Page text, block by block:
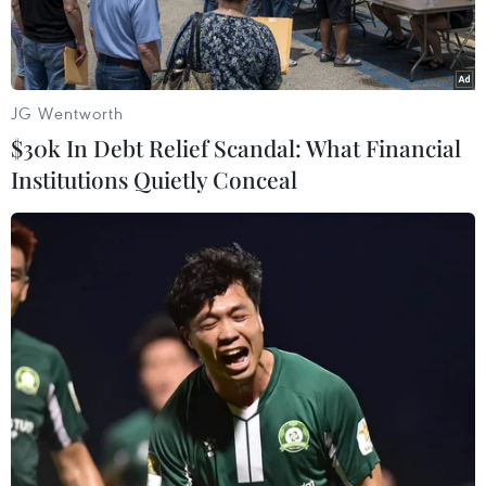
Bệnh nhân luyện tập hít thở sau khi ghép tim. (Ảnh:
PV/Vietnam+)
Ngày 30/7, Bệnh viện Trung ương Huế thông tin
bệnh nhân P.T.T. 43 tuổi (Quảng Nam) vừa được
ghép tim đang dần hồi phục sức khỏe. Đây là ca
ghép tim thứ 12 từ tạng hiến của một người lớn
tuổi ở Hải Dương.
JG Wentworth
$30k In Debt Relief Scandal: What Financial
Institutions Quietly Conceal